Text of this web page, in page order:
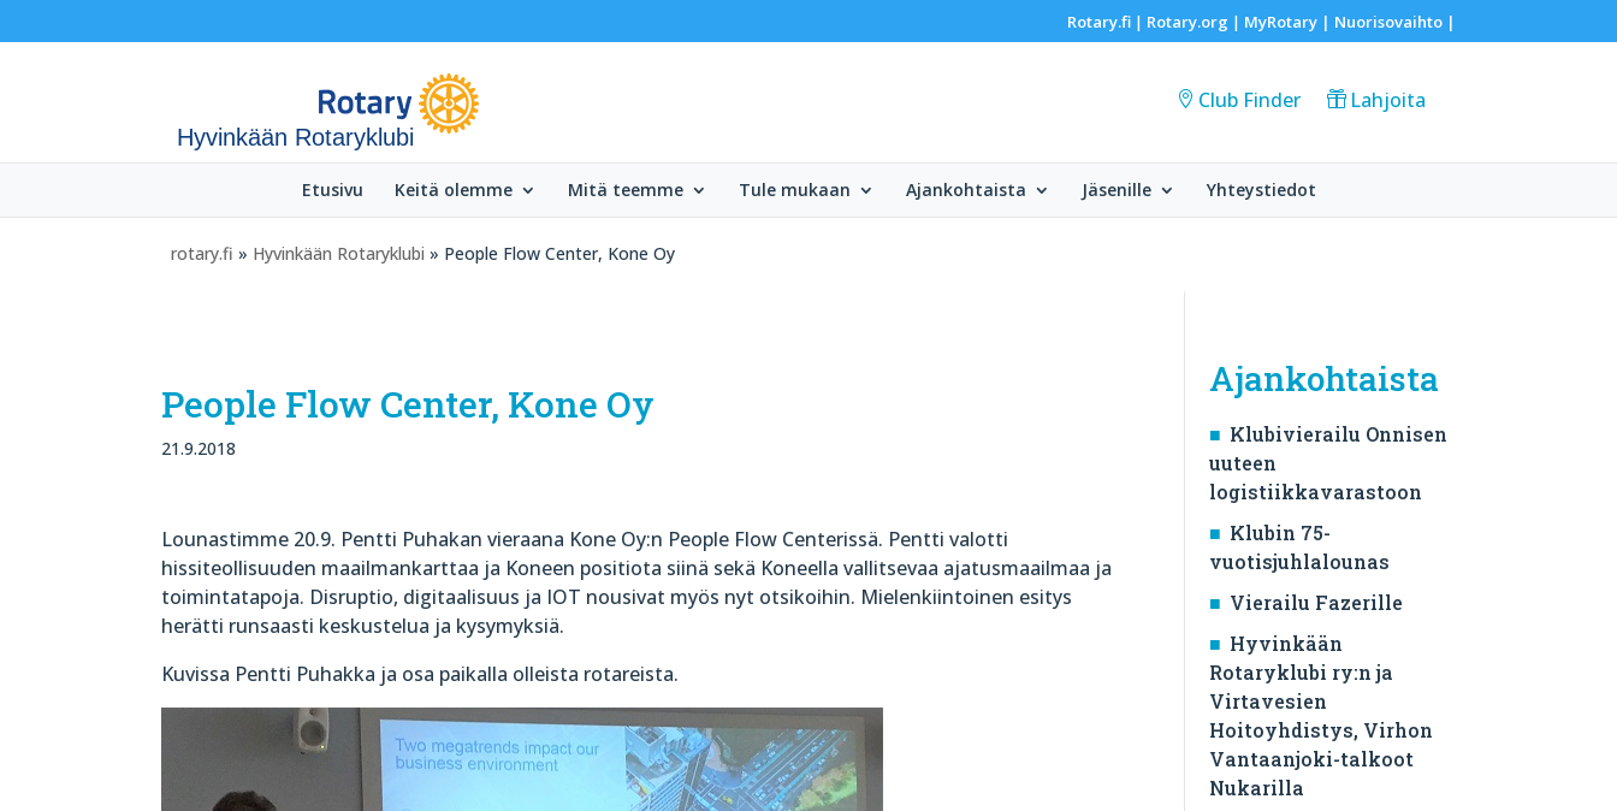
Rotary.fi| Rotary.org | MyRotary | Nuorisovaihto|
Hyvinkään Rotaryklubi
Club Finder Lahjoita
Etusivu Keitä olemme Mitä teemme Tule mukaan Ajankohtaista Jäsenille Yhteystiedot
rotary.fi » Hyvinkään Rotaryklubi » People Flow Center, Kone Oy
People Flow Center, Kone Oy
21.9.2018
Lounastimme 20.9. Pentti Puhakan vieraana Kone Oy:n People Flow Centerissä. Pentti valotti
hissiteollisuuden maailmankarttaa ja Koneen positiota siinä sekä Koneella vallitsevaa ajatusmaailmaa ja
toimintatapoja. Disruptio, digitaalisuus ja IOT nousivat myös nyt otsikoihin. Mielenkiintoinen esitys
herätti runsaasti keskustelua ja kysymyksiä.
Kuvissa Pentti Puhakka ja osa paikalla olleista rotareista.
Ajankohtaista
Klubivierailu Onnisen
uuteen
logistiikkavarastoon
Klubin 75-
vuotisjuhlalounas
Vierailu Fazerille
Hyvinkään
Rotaryklubi ry:n ja
Virtavesien
Hoitoyhdistys, Virhon
Vantaanjoki-talkoot
Nukarilla